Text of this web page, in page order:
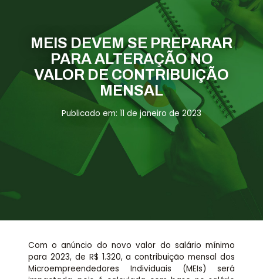
Gestão Tributária e Fiscal
Previdenciária Trabalhista
Abertura de Empresas
Assessoria jurídica
Links Úteis
Informativos
Contato
ÁREA DO CLIENTE
MEIS DEVEM SE PREPARAR
PARA ALTERAÇÃO NO
VALOR DE CONTRIBUIÇÃO
MENSAL
Publicado em: 11 de janeiro de 2023
Com o anúncio do novo valor do salário mínimo
para 2023, de R$ 1.320, a contribuição mensal dos
Microempreendedores Individuais (MEIs) será